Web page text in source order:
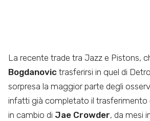
La recente trade tra Jazz e Pistons,
Bogdanovic trasferirsi in quel di
sorpresa la maggior parte degli
infatti già completato il trasferimento
in cambio di Jae Crowder, da mesi